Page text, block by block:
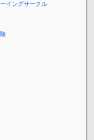
イングサークル